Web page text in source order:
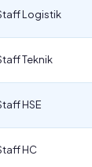
Logistik
Teknik
HSE
HC